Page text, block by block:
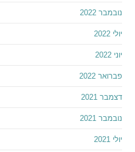
נובמבר 2022
יולי 2022
יוני 2022
פברואר 2022
דצמבר 2021
נובמבר 2021
יולי 2021